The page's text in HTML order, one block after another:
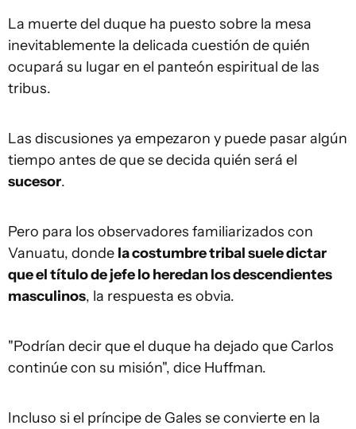
La muerte del duque ha puesto sobre la mesa
inevitablemente la delicada cuestión de quién
ocupará su lugar en el panteón espiritual de las
tribus.
Las discusiones ya empezaron y puede pasar algún
tiempo antes de que se decida quién será el
sucesor.
Pero para los observadores familiarizados con
Vanuatu, donde la costumbre tribal suele dictar
que el título de jefe lo heredan los descendientes
masculinos, la respuesta es obvia.
"Podrían decir que el duque ha dejado que Carlos
continúe con su misión", dice Huffman.
Incluso si el príncipe de Gales se convierte en la